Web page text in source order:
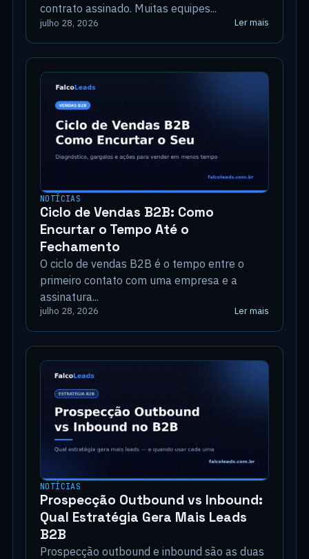
contrato assinado. Muitas equipes...
julho 28, 2026 Ler mais
NOTÍCIAS
Ciclo de Vendas B2B: Como
Encurtar o Tempo Até o
Fechamento
O ciclo de vendas B2B é o tempo entre o
primeiro contato com uma empresa e a
assinatura...
julho 28, 2026 Ler mais
NOTÍCIAS
Prospecção Outbound vs Inbound:
Qual Estratégia Gera Mais Leads
B2B
Prospecção outbound e inbound são as duas